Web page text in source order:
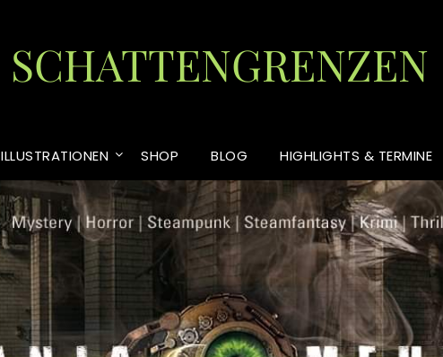
SCHATTENGRENZEN
ILLUSTRATIONEN SHOP BLOG HIGHLIGHTS & TERMINE